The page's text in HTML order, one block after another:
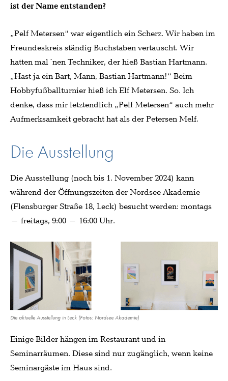
ist der Name entstanden?
„Pelf Metersen“ war eigentlich ein Scherz. Wir haben im
Freundeskreis ständig Buchstaben vertauscht. Wir
hatten mal ´nen Techniker, der hieß Bastian Hartmann.
„Hast ja ein Bart, Mann, Bastian Hartmann!“ Beim
Hobbyfußballturnier hieß ich Elf Metersen. So. Ich
denke, dass mir letztendlich „Pelf Metersen“ auch mehr
Aufmerksamkeit gebracht hat als der Petersen Melf.
Die Ausstellung
Die Ausstellung (noch bis 1. November 2024) kann
während der Öffnungszeiten der Nordsee Akademie
(Flensburger Straße 18, Leck) besucht werden: montags
– freitags, 9:00 – 16:00 Uhr.
Die aktuelle Ausstellung in Leck (Fotos: Nordsee Akademie)
Einige Bilder hängen im Restaurant und in
Seminarräumen. Diese sind nur zugänglich, wenn keine
Seminargäste im Haus sind.